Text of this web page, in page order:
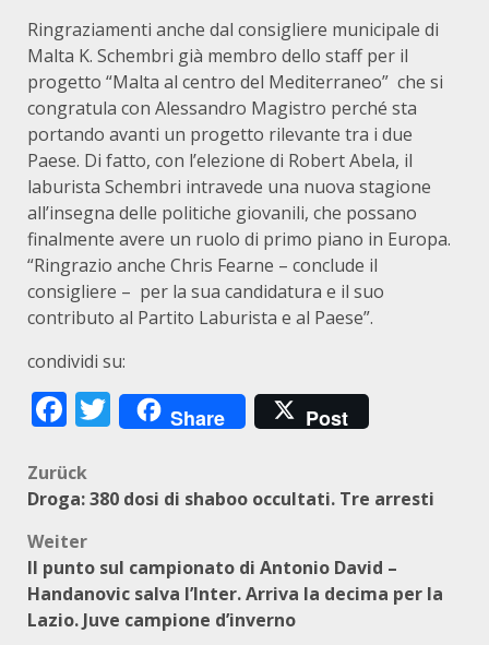
Ringraziamenti anche dal consigliere municipale di
Malta K. Schembri già membro dello staff per il
progetto “Malta al centro del Mediterraneo” che si
congratula con Alessandro Magistro perché sta
portando avanti un progetto rilevante tra i due
Paese. Di fatto, con l’elezione di Robert Abela, il
laburista Schembri intravede una nuova stagione
all’insegna delle politiche giovanili, che possano
finalmente avere un ruolo di primo piano in Europa.
“Ringrazio anche Chris Fearne – conclude il
consigliere – per la sua candidatura e il suo
contributo al Partito Laburista e al Paese”.
condividi su:
Facebook
Twitter
Share Post
Beitragsnavigation
Zurück
Droga: 380 dosi di shaboo occultati. Tre arresti
Weiter
Il punto sul campionato di Antonio David –
Handanovic salva l’Inter. Arriva la decima per la
Lazio. Juve campione d’inverno